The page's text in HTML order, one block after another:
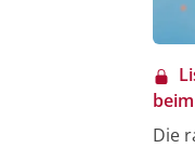
Die